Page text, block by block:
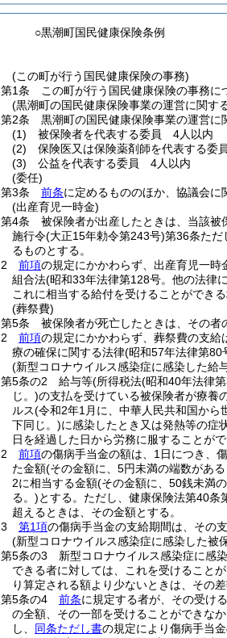
○黒潮町国民健康保険条例
(この町が行う国民健康保険の事務)
第1条
この町が行う国民健康保険の事務に
(黒潮町の国民健康保険事業の運営に関す
第2条
黒潮町の国民健康保険事業の運営に
(1)
被保険者を代表する委員 4人以内
(2)
保険医又は保険薬剤師を代表する
(3)
公益を代表する委員 4人以内
(委任)
第3条
前条に定めるもののほか、協議会に
(出産育児一時金)
第4条
被保険者が出産したときは、当該被
施行令(大正15年勅令第243号)第36条ただ
るものとする。
2
前項の規定にかかわらず、出産育児一
組合法(昭和33年法律第128号。他の法律
これに相当する給付を受けることができる
(葬祭費)
第5条
被保険者が死亡したときは、その者
2
前項の規定にかかわらず、葬祭費の支
療の確保に関する法律(昭和57年法律第80
(新型コロナウイルス感染症に感染した給
第5条の2
給与等(所得税法(昭和40年法律
じ。)の支払を受けている被保険者が療養
ルス(令和2年1月に、中華人民共和国から
下同じ。)に感染したとき又は発熱等の症
日を経過した日から労務に服することが
2
前項の傷病手当金の額は、1日につき、
た金額(その金額に、5円未満の端数があ
2に相当する金額(その金額に、50銭未満
る。)とする。 ただし、健康保険法第40条
超えるときは、その金額とする。
3
第1項の傷病手当金の支給期間は、その
(新型コロナウイルス感染症に感染した被
第5条の3
新型コロナウイルス感染症に感
できる者に対しては、これを受けること
り算定される額より少ないときは、その差
第5条の4
前条に規定する者が、その受け
の全額、その一部を受けることができな
し、 同条ただし書の規定により傷病手当